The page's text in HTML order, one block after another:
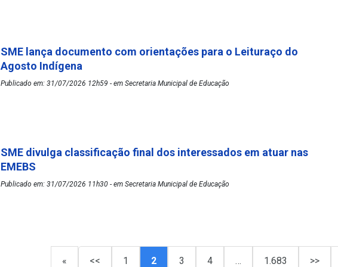
SME lança documento com orientações para o Leituraço do
Agosto Indígena
Publicado em: 31/07/2026 12h59 - em Secretaria Municipal de Educação
SME divulga classificação final dos interessados em atuar nas
EMEBS
Publicado em: 31/07/2026 11h30 - em Secretaria Municipal de Educação
« << 1 2 3 4 … 1.683 >>